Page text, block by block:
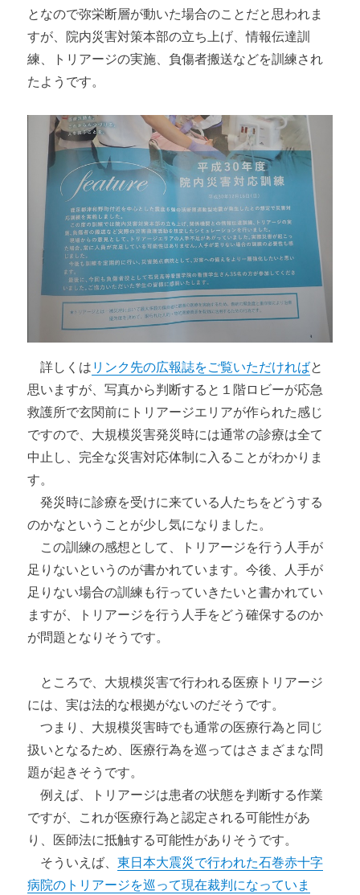
となので弥栄断層が動いた場合のことだと思われま
すが、院内災害対策本部の立ち上げ、情報伝達訓
練、トリアージの実施、負傷者搬送などを訓練され
たようです。
詳しくは リンク先の広報誌をご覧いただければと
思いますが、写真から判断すると１階ロビーが応急
救護所で玄関前にトリアージエリアが作られた感じ
ですので、大規模災害発災時には通常の診療は全て
中止し、完全な災害対応体制に入ることがわかりま
す。
発災時に診療を受けに来ている人たちをどうする
のかなということが少し気になりました。
この訓練の感想として、トリアージを行う人手が
足りないというのが書かれています。今後、人手が
足りない場合の訓練も行っていきたいと書かれてい
ますが、トリアージを行う人手をどう確保するのか
が問題となりそうです。
ところで、大規模災害で行われる医療トリアージ
には、実は法的な根拠がないのだそうです。
つまり、大規模災害時でも通常の医療行為と同じ
扱いとなるため、医療行為を巡ってはさまざまな問
題が起きそうです。
例えば、トリアージは患者の状態を判断する作業
ですが、これが医療行為と認定される可能性があ
り、医師法に抵触する可能性がありそうです。
そういえば、東日本大震災で行われた石巻赤十字
病院のトリアージを巡って現在裁判になっていま